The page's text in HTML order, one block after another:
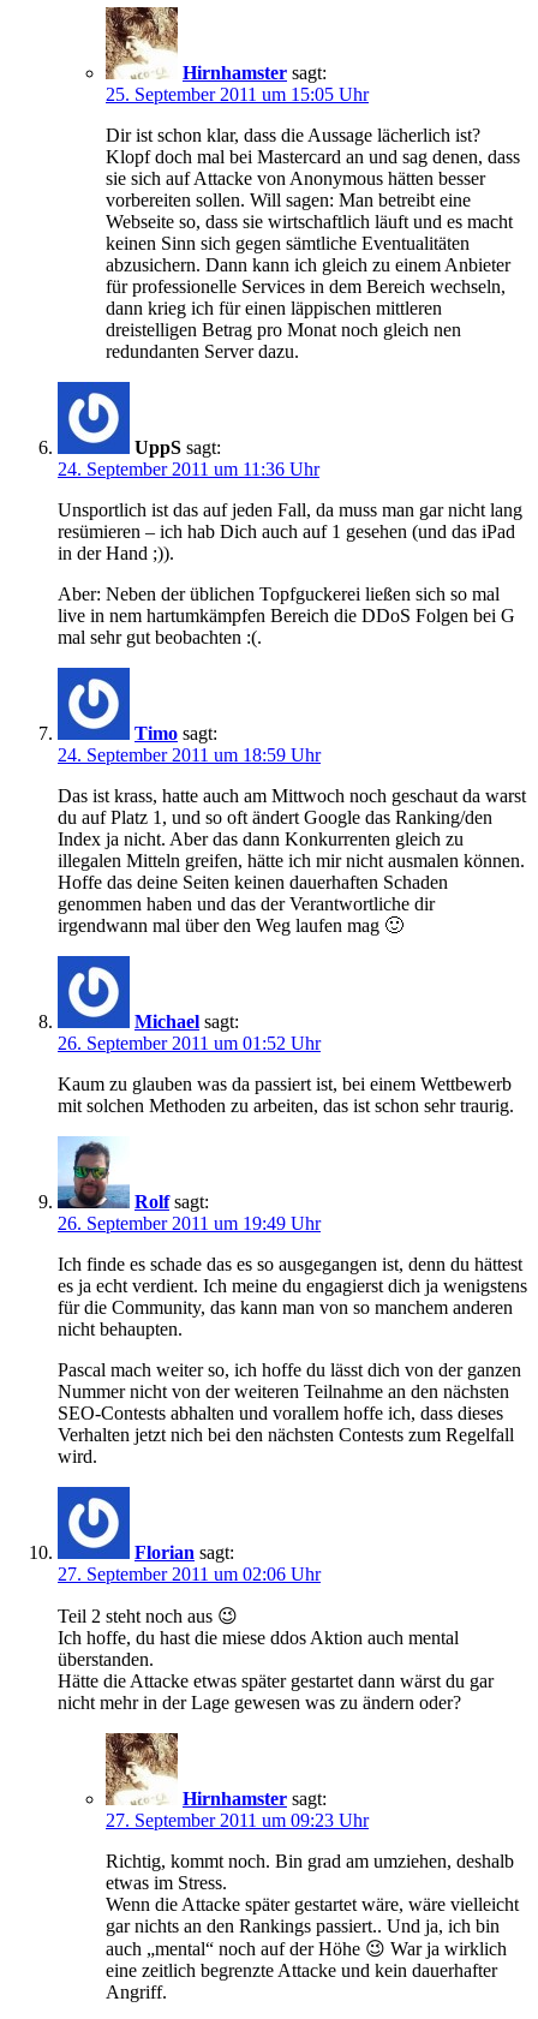
Hirnhamster sagt:
25. September 2011 um 15:05 Uhr
Dir ist schon klar, dass die Aussage lächerlich ist?
Klopf doch mal bei Mastercard an und sag denen, dass
sie sich auf Attacke von Anonymous hätten besser
vorbereiten sollen. Will sagen: Man betreibt eine
Webseite so, dass sie wirtschaftlich läuft und es macht
keinen Sinn sich gegen sämtliche Eventualitäten
abzusichern. Dann kann ich gleich zu einem Anbieter
für professionelle Services in dem Bereich wechseln,
dann krieg ich für einen läppischen mittleren
dreistelligen Betrag pro Monat noch gleich nen
redundanten Server dazu.
UppS sagt:
24. September 2011 um 11:36 Uhr
Unsportlich ist das auf jeden Fall, da muss man gar nicht lang
resümieren – ich hab Dich auch auf 1 gesehen (und das iPad
in der Hand ;)).
Aber: Neben der üblichen Topfguckerei ließen sich so mal
live in nem hartumkämpfen Bereich die DDoS Folgen bei G
mal sehr gut beobachten :(.
Timo sagt:
24. September 2011 um 18:59 Uhr
Das ist krass, hatte auch am Mittwoch noch geschaut da warst
du auf Platz 1, und so oft ändert Google das Ranking/den
Index ja nicht. Aber das dann Konkurrenten gleich zu
illegalen Mitteln greifen, hätte ich mir nicht ausmalen können.
Hoffe das deine Seiten keinen dauerhaften Schaden
genommen haben und das der Verantwortliche dir
irgendwann mal über den Weg laufen mag 🙂
Michael sagt:
26. September 2011 um 01:52 Uhr
Kaum zu glauben was da passiert ist, bei einem Wettbewerb
mit solchen Methoden zu arbeiten, das ist schon sehr traurig.
Rolf sagt:
26. September 2011 um 19:49 Uhr
Ich finde es schade das es so ausgegangen ist, denn du hättest
es ja echt verdient. Ich meine du engagierst dich ja wenigstens
für die Community, das kann man von so manchem anderen
nicht behaupten.
Pascal mach weiter so, ich hoffe du lässt dich von der ganzen
Nummer nicht von der weiteren Teilnahme an den nächsten
SEO-Contests abhalten und vorallem hoffe ich, dass dieses
Verhalten jetzt nich bei den nächsten Contests zum Regelfall
wird.
Florian sagt:
27. September 2011 um 02:06 Uhr
Teil 2 steht noch aus 😉
Ich hoffe, du hast die miese ddos Aktion auch mental
überstanden.
Hätte die Attacke etwas später gestartet dann wärst du gar
nicht mehr in der Lage gewesen was zu ändern oder?
Hirnhamster sagt:
27. September 2011 um 09:23 Uhr
Richtig, kommt noch. Bin grad am umziehen, deshalb
etwas im Stress.
Wenn die Attacke später gestartet wäre, wäre vielleicht
gar nichts an den Rankings passiert.. Und ja, ich bin
auch „mental“ noch auf der Höhe 😉 War ja wirklich
eine zeitlich begrenzte Attacke und kein dauerhafter
Angriff.